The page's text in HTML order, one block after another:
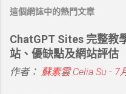
這個網誌中的熱門文章
ChatGPT Sites 完整教
站、優缺點及網站評估
作者： 蘇素雲 Celia Su - 7